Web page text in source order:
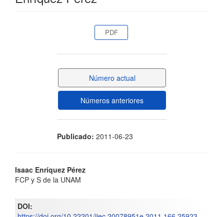
artículo
PDF
Número actual
Números anteriores
Publicado: 2011-06-23
Contenido
principal
del
Isaac Enríquez Pérez
FCP y S de la UNAM
DOI: